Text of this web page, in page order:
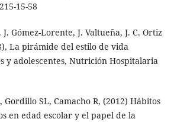
15-58
J. Gómez-Lorente, J. Valtueña, J. C. Ortiz
La pirámide del estilo de vida
y adolescentes, Nutrición Hospitalaria
SL, Camacho R, (2012) Hábitos
en edad escolar y el papel de la